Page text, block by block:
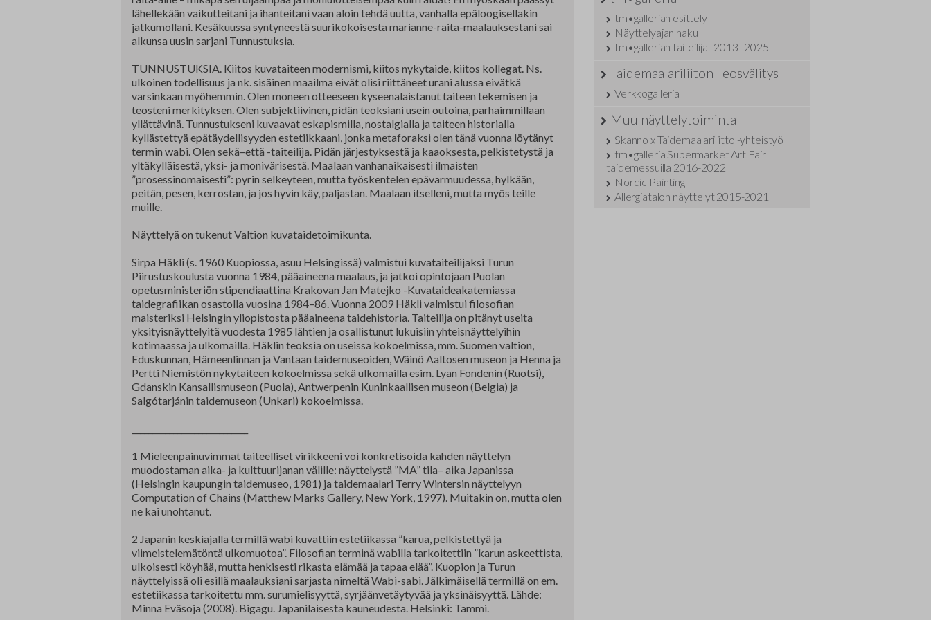
Tekijänoikeusasiat
Kilpailuasiat
Taiteilijoiden kuntoutus
Jäsenhakulautakunnan säännöt
Turvallisemman tilan ohjeistus
lähellekään vaikutteitani ja ihanteitani vaan aloin tehdä uutta, vanhalla epäloogisellakin
jatkumollani. Kesäkuussa syntyneestä suurikokoisesta marianne-raita-maalauksestani sai
alkunsa uusin sarjani Tunnustuksia.
TUNNUSTUKSIA. Kiitos kuvataiteen modernismi, kiitos nykytaide, kiitos kollegat. Ns.
ulkoinen todellisuus ja nk. sisäinen maailma eivät olisi riittäneet urani alussa eivätkä
varsinkaan myöhemmin. Olen moneen otteeseen kyseenalaistanut taiteen tekemisen ja
teosteni merkityksen. Olen subjektiivinen, pidän teoksiani usein outoina, parhaimmillaan
yllättävinä. Tunnustukseni kuvaavat eskapismilla, nostalgialla ja taiteen historialla
kyllästettyä epätäydellisyyden estetiikkaani, jonka metaforaksi olen tänä vuonna löytänyt
termin wabi. Olen sekä–että -taiteilija. Pidän järjestyksestä ja kaaoksesta, pelkistetystä ja
yltäkylläisestä, yksi- ja monivärisestä. Maalaan vanhanaikaisesti ilmaisten
”prosessinomaisesti”: pyrin selkeyteen, mutta työskentelen epävarmuudessa, hylkään,
peitän, pesen, kerrostan, ja jos hyvin käy, paljastan. Maalaan itselleni, mutta myös teille
muille.
Näyttelyä on tukenut Valtion kuvataidetoimikunta.
Sirpa Häkli (s. 1960 Kuopiossa, asuu Helsingissä) valmistui kuvataiteilijaksi Turun
Piirustuskoulusta vuonna 1984, pääaineena maalaus, ja jatkoi opintojaan Puolan
opetusministeriön stipendiaattina Krakovan Jan Matejko -Kuvataideakatemiassa
taidegrafiikan osastolla vuosina 1984–86. Vuonna 2009 Häkli valmistui filosofian
maisteriksi Helsingin yliopistosta pääaineena taidehistoria. Taiteilija on pitänyt useita
yksityisnäyttelyitä vuodesta 1985 lähtien ja osallistunut lukuisiin yhteisnäyttelyihin
kotimaassa ja ulkomailla. Häklin teoksia on useissa kokoelmissa, mm. Suomen valtion,
Eduskunnan, Hämeenlinnan ja Vantaan taidemuseoiden, Wäinö Aaltosen museon ja Henna ja
Pertti Niemistön nykytaiteen kokoelmissa sekä ulkomailla esim. Lyan Fondenin (Ruotsi),
Gdanskin Kansallismuseon (Puola), Antwerpenin Kuninkaallisen museon (Belgia) ja
Salgótarjánin taidemuseon (Unkari) kokoelmissa.
1 Mieleenpainuvimmat taiteelliset virikkeeni voi konkretisoida kahden näyttelyn
muodostaman aika- ja kulttuurijanan välille: näyttelystä ”MA” tila– aika Japanissa
(Helsingin kaupungin taidemuseo, 1981) ja taidemaalari Terry Wintersin näyttelyyn
Computation of Chains (Matthew Marks Gallery, New York, 1997). Muitakin on, mutta olen
ne kai unohtanut.
2 Japanin keskiajalla termillä wabi kuvattiin estetiikassa ”karua, pelkistettyä ja
viimeistelemätöntä ulkomuotoa”. Filosofian terminä wabilla tarkoitettiin ”karun askeettista,
ulkoisesti köyhää, mutta henkisesti rikasta elämää ja tapaa elää”. Kuopion ja Turun
näyttelyissä oli esillä maalauksiani sarjasta nimeltä Wabi-sabi. Jälkimäisellä termillä on em.
estetiikassa tarkoitettu mm. surumielisyyttä, syrjäänvetäytyvää ja yksinäisyyttä. Lähde:
Minna Eväsoja (2008). Bigagu. Japanilaisesta kauneudesta. Helsinki: Tammi.
tm•gallerian esittely
Näyttelyajan haku
tm•gallerian taiteilijat 2013–2025
Taidemaalariliiton Teosvälitys
Verkkogalleria
Muu näyttelytoiminta
Skanno x Taidemaalariliitto -yhteistyö
tm•galleria Supermarket Art Fair
taidemessuilla 2016-2022
Nordic Painting
Allergiatalon näyttelyt 2015-2021